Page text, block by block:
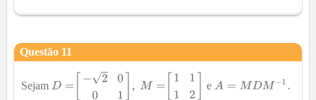
Questão 11
Sejam e